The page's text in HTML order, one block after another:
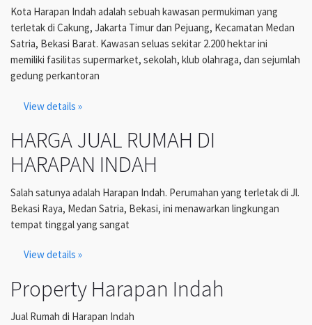
Kota Harapan Indah adalah sebuah kawasan permukiman yang
terletak di Cakung, Jakarta Timur dan Pejuang, Kecamatan Medan
Satria, Bekasi Barat. Kawasan seluas sekitar 2.200 hektar ini
memiliki fasilitas supermarket, sekolah, klub olahraga, dan sejumlah
gedung perkantoran
View details »
HARGA JUAL RUMAH DI
HARAPAN INDAH
Salah satunya adalah Harapan Indah. Perumahan yang terletak di Jl.
Bekasi Raya, Medan Satria, Bekasi, ini menawarkan lingkungan
tempat tinggal yang sangat
View details »
Property Harapan Indah
Jual Rumah di Harapan Indah